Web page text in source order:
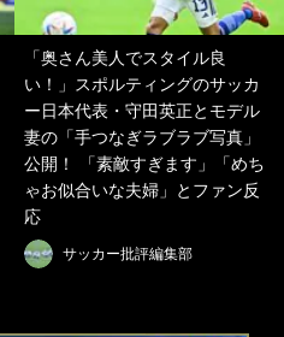
「奥さん美人でスタイル良
い！」スポルティングのサッカ
ー日本代表・守田英正とモデル
妻の「手つなぎラブラブ写真」
公開！ 「素敵すぎます」「めち
ゃお似合いな夫婦」とファン反
応
サッカー批評編集部